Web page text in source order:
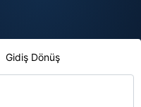
Gidiş Dönüş